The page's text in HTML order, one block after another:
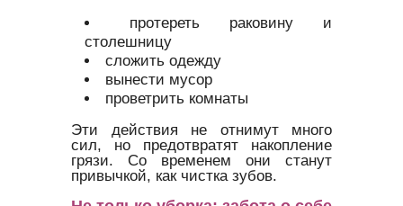
протереть раковину и
столешницу
сложить одежду
вынести мусор
проветрить комнаты
Эти действия не отнимут много
сил, но предотвратят накопление
грязи. Со временем они станут
привычкой, как чистка зубов.